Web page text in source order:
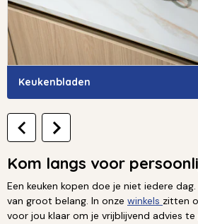
Keukenbladen
Kom langs voor
Een keuken kopen doe je niet iedere
van groot belang. In onze winkels zitten
voor jou klaar om je vrijblijvend advies te